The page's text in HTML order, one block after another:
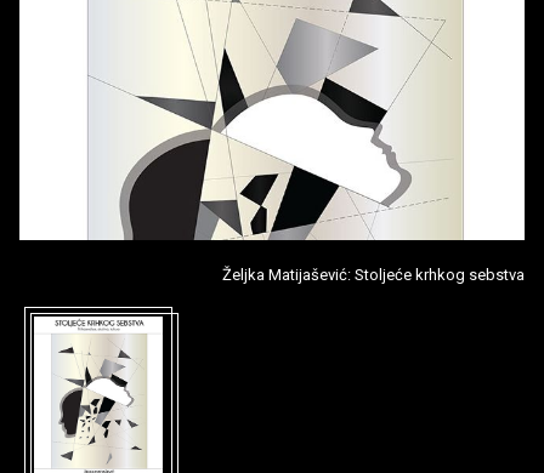
Željka Matijašević: Stoljeće krhkog sebstva